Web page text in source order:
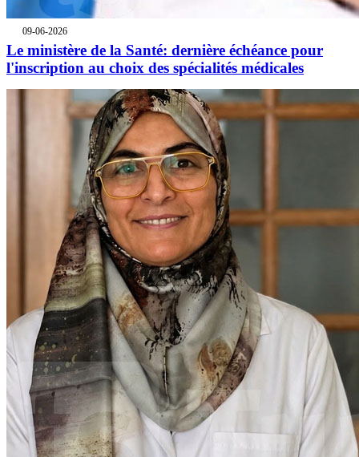
09-06-2026
Le ministère de la Santé: dernière échéance pour
l'inscription au choix des spécialités médicales